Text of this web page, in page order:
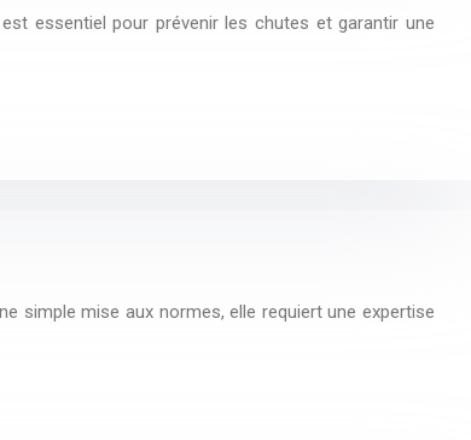
essentiel pour prévenir les chutes et garantir une
simple mise aux normes, elle requiert une expertise